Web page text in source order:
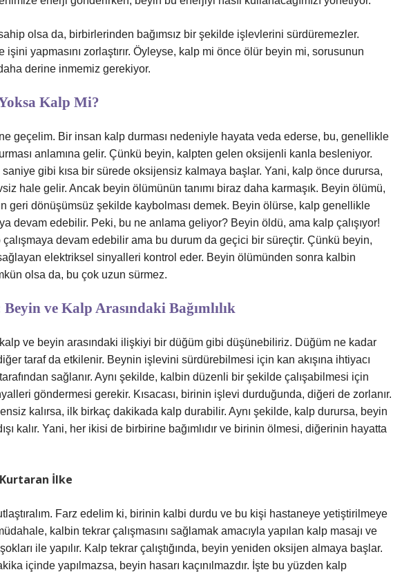
olsa da, birbirlerinden bağımsız bir şekilde işlevlerini sürdüremezler.
işini yapmasını zorlaştırır. Öyleyse, kalp mi önce ölür beyin mi, sorusunun
derine inmemiz gerekiyor.
Kalp Mi?
geçelim. Bir insan kalp durması nedeniyle hayata veda ederse, bu, genellikle
anlamına gelir. Çünkü beyin, kalpten gelen oksijenli kanla besleniyor.
gibi kısa bir sürede oksijensiz kalmaya başlar. Yani, kalp önce durursa,
hale gelir. Ancak beyin ölümünün tanımı biraz daha karmaşık. Beyin ölümü,
geri dönüşümsüz şekilde kaybolması demek. Beyin ölürse, kalp genellikle
devam edebilir. Peki, bu ne anlama geliyor? Beyin öldü, ama kalp çalışıyor!
devam edebilir ama bu durum da geçici bir süreçtir. Çünkü beyin,
elektriksel sinyalleri kontrol eder. Beyin ölümünden sonra kalbin
olsa da, bu çok uzun sürmez.
ve Kalp Arasındaki Bağımlılık
ve beyin arasındaki ilişkiyi bir düğüm gibi düşünebiliriz. Düğüm ne kadar
taraf da etkilenir. Beynin işlevini sürdürebilmesi için kan akışına ihtiyacı
sağlanır. Aynı şekilde, kalbin düzenli bir şekilde çalışabilmesi için
göndermesi gerekir. Kısacası, birinin işlevi durduğunda, diğeri de zorlanır.
kalırsa, ilk birkaç dakikada kalp durabilir. Aynı şekilde, kalp durursa, beyin
kalır. Yani, her ikisi de birbirine bağımlıdır ve birinin ölmesi, diğerinin hayatta
İlke
Farz edelim ki, birinin kalbi durdu ve bu kişi hastaneye yetiştirilmeye
kalbin tekrar çalışmasını sağlamak amacıyla yapılan kalp masajı ve
ile yapılır. Kalp tekrar çalıştığında, beyin yeniden oksijen almaya başlar.
içinde yapılmazsa, beyin hasarı kaçınılmazdır. İşte bu yüzden kalp